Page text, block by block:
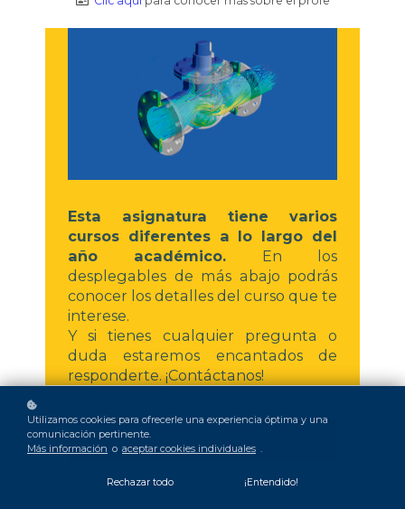
Esta asignatura tiene varios
cursos diferentes a lo largo del
año académico. En los
desplegables de más abajo podrás
conocer los detalles del curso que te
interese.
Y si tienes cualquier pregunta o
duda estaremos encantados de
responderte. ¡Contáctanos!
Quiero matricularme ya
Utilizamos cookies para ofrecerle una experiencia óptima y una
comunicación pertinente.
Más información o aceptar cookies individuales .
Rechazar todo ¡Entendido!